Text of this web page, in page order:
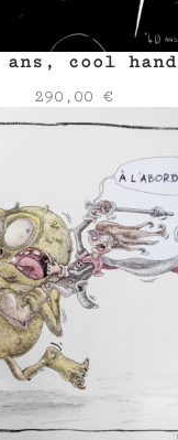
ans, cool hand
290,00 €